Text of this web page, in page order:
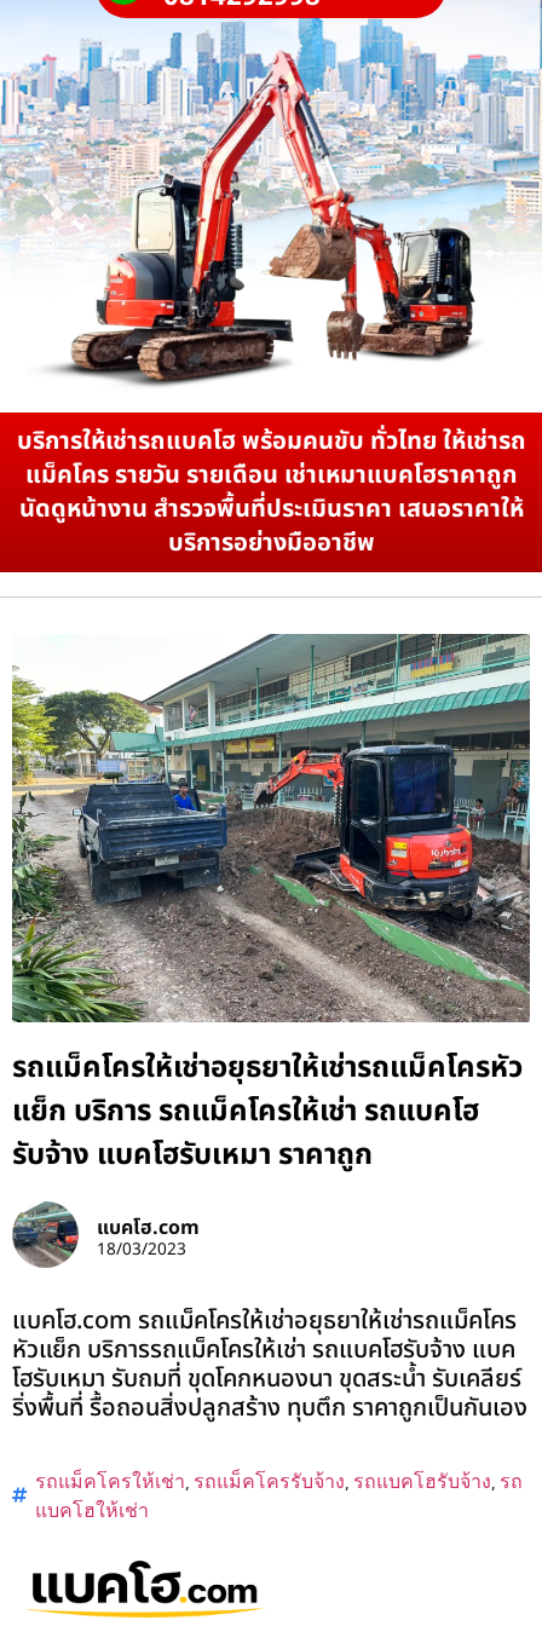
บริการให้เช่ารถแบคโฮ พร้อมคนขับ ทั่วไทย ให้เช่ารถ
แม็คโคร รายวัน รายเดือน เช่าเหมาแบคโฮราคาถูก
นัดดูหน้างาน สำรวจพื้นที่ประเมินราคา เสนอราคาให้
บริการอย่างมืออาชีพ
รถแม็คโครให้เช่าอยุธยาให้เช่ารถแม็คโครหัว
แย็ก บริการ รถแม็คโครให้เช่า รถแบคโฮ
รับจ้าง แบคโฮรับเหมา ราคาถูก
แบคโฮ.com
18/03/2023
แบคโฮ.com รถแม็คโครให้เช่าอยุธยาให้เช่ารถแม็คโคร
หัวแย็ก บริการรถแม็คโครให้เช่า รถแบคโฮรับจ้าง แบค
โฮรับเหมา รับถมที่ ขุดโคกหนองนา ขุดสระน้ำ รับเคลียร์
ริ่งพื้นที่ รื้อถอนสิ่งปลูกสร้าง ทุบตึก ราคาถูกเป็นกันเอง
รถแม็คโครให้เช่า, รถแม็คโครรับจ้าง, รถแบคโฮรับจ้าง, รถ
แบคโฮให้เช่า